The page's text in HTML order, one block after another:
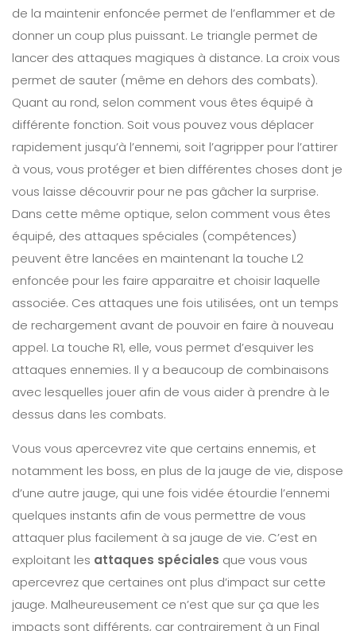
de la maintenir enfoncée permet de l’enflammer et de
donner un coup plus puissant. Le triangle permet de
lancer des attaques magiques à distance. La croix vous
permet de sauter (même en dehors des combats).
Quant au rond, selon comment vous êtes équipé à
différente fonction. Soit vous pouvez vous déplacer
rapidement jusqu’à l’ennemi, soit l’agripper pour l’attirer
à vous, vous protéger et bien différentes choses dont je
vous laisse découvrir pour ne pas gâcher la surprise.
Dans cette même optique, selon comment vous êtes
équipé, des attaques spéciales (compétences)
peuvent être lancées en maintenant la touche L2
enfoncée pour les faire apparaitre et choisir laquelle
associée. Ces attaques une fois utilisées, ont un temps
de rechargement avant de pouvoir en faire à nouveau
appel. La touche R1, elle, vous permet d’esquiver les
attaques ennemies. Il y a beaucoup de combinaisons
avec lesquelles jouer afin de vous aider à prendre à le
dessus dans les combats.
Vous vous apercevrez vite que certains ennemis, et
notamment les boss, en plus de la jauge de vie, dispose
d’une autre jauge, qui une fois vidée étourdie l’ennemi
quelques instants afin de vous permettre de vous
attaquer plus facilement à sa jauge de vie. C’est en
exploitant les attaques spéciales que vous vous
apercevrez que certaines ont plus d’impact sur cette
jauge. Malheureusement ce n’est que sur ça que les
impacts sont différents, car contrairement à un Final